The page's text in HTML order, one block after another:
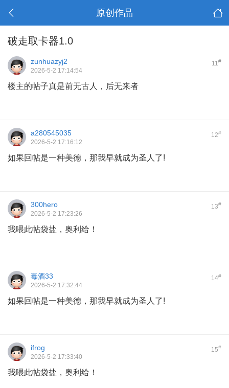
原创作品
破走取卡器1.0
11#
zunhuazyj2
2026-5-2 17:14:54
楼主的帖子真是前无古人，后无来者
12#
a280545035
2026-5-2 17:16:12
如果回帖是一种美德，那我早就成为圣人了!
13#
300hero
2026-5-2 17:23:26
我喂此帖袋盐，奥利给！
14#
毒酒33
2026-5-2 17:32:44
如果回帖是一种美德，那我早就成为圣人了!
15#
ifrog
2026-5-2 17:33:40
我喂此帖袋盐，奥利给！